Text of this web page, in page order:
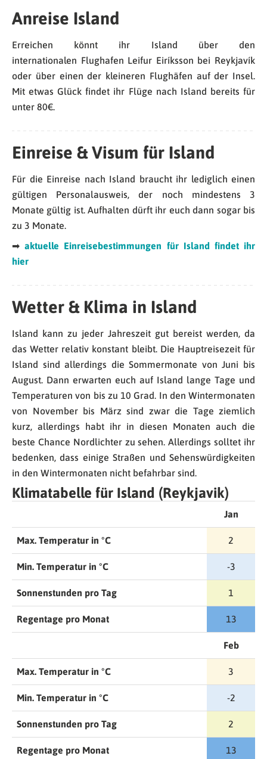
Anreise Island
Erreichen könnt ihr Island über den
internationalen Flughafen Leifur Eiríksson bei Reykjavík
oder über einen der kleineren Flughäfen auf der Insel.
Mit etwas Glück findet ihr Flüge nach Island bereits für
unter 80€.
Einreise & Visum für Island
Für die Einreise nach Island braucht ihr lediglich einen
gültigen Personalausweis, der noch mindestens 3
Monate gültig ist. Aufhalten dürft ihr euch dann sogar bis
zu 3 Monate.
➡aktuelle Einreisebestimmungen für Island findet ihr
hier
Wetter & Klima in Island
Island kann zu jeder Jahreszeit gut bereist werden, da
das Wetter relativ konstant bleibt. Die Hauptreisezeit für
Island sind allerdings die Sommermonate von Juni bis
August. Dann erwarten euch auf Island lange Tage und
Temperaturen von bis zu 10 Grad. In den Wintermonaten
von November bis März sind zwar die Tage ziemlich
kurz, allerdings habt ihr in diesen Monaten auch die
beste Chance Nordlichter zu sehen. Allerdings solltet ihr
bedenken, dass einige Straßen und Sehenswürdigkeiten
in den Wintermonaten nicht befahrbar sind.
Klimatabelle für Island (Reykjavik)
Jan
Max. Temperatur in °C 2
Min. Temperatur in °C -3
Sonnenstunden pro Tag 1
Regentage pro Monat 13
Feb
Max. Temperatur in °C 3
Min. Temperatur in °C -2
Sonnenstunden pro Tag 2
Regentage pro Monat 13